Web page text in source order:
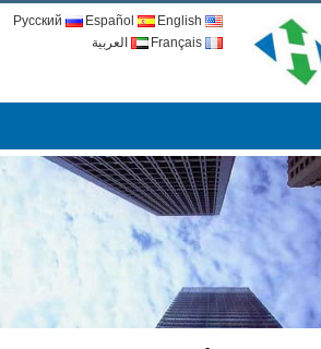
English
Español
Русский
Français
العربية